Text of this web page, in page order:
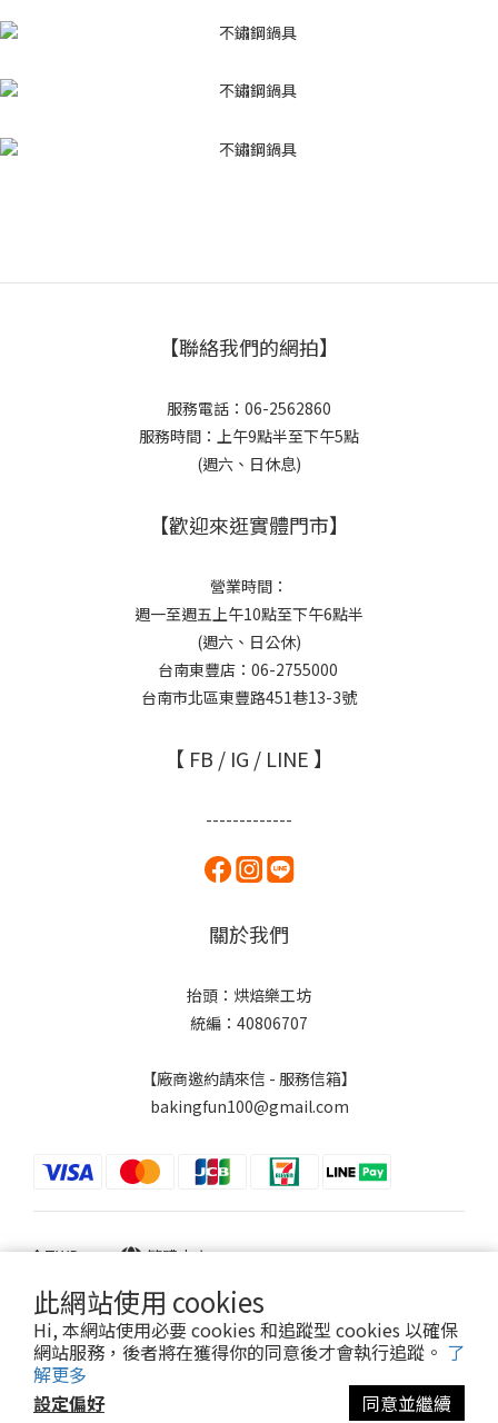
此網站使用 cookies
Hi, 本網站使用必要 cookies 和追蹤型 cookies 以確保
網站服務，後者將在獲得你的同意後才會執行追蹤。 了
解更多
設定偏好
同意並繼續
【聯絡我們的網拍】
服務電話：06-2562860
服務時間：上午9點半至下午5點
(週六、日休息)
【歡迎來逛實體門市】
營業時間：
週一至週五上午10點至下午6點半
(週六、日公休)
台南東豐店：06-2755000
台南市北區東豐路451巷13-3號
【 FB / IG / LINE 】
-------------
關於我們
抬頭：烘焙樂工坊
統編：40806707
【廠商邀約請來信 - 服務信箱】
bakingfun100@gmail.com
$TWD 繁體中文